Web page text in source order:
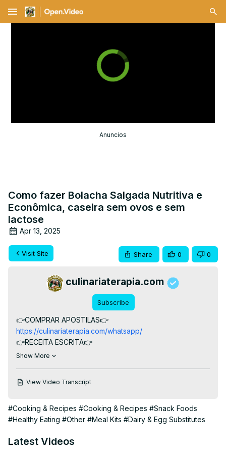
menu
Anuncios
Como fazer Bolacha Salgada Nutritiva e
Econômica, caseira sem ovos e sem
lactose
Apr 13, 2025
Visit Site Share 0 0
culinariaterapia.com
Subscribe
👉COMPRAR APOSTILAS👉
https://culinariaterapia.com/whatsapp/
https://culinariaterapia.com/bolacha-salgada-nutritiva-e-
https://culinariaterapia.com/sorteios/
caseira sem ovos e sem lactose super deliciosa e muito
fácil de fazer.
#bolachacaseira #bolacha #bolachas #biscoito
Show More
View Video Transcript
#Cooking & Recipes #Cooking & Recipes #Snack Foods
#Healthy Eating #Other #Meal Kits #Dairy & Egg Substitutes
Latest Videos